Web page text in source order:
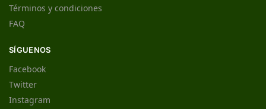
Términos y condiciones
FAQ
SÍGUENOS
Facebook
Twitter
Instagram